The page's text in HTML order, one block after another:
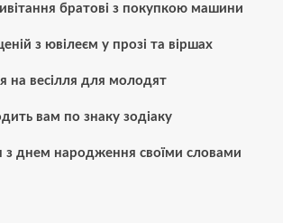
братові з покупкою машини
з ювілеєм у прозі та віршах
на весілля для молодят
вам по знаку зодіаку
з днем народження своїми словами